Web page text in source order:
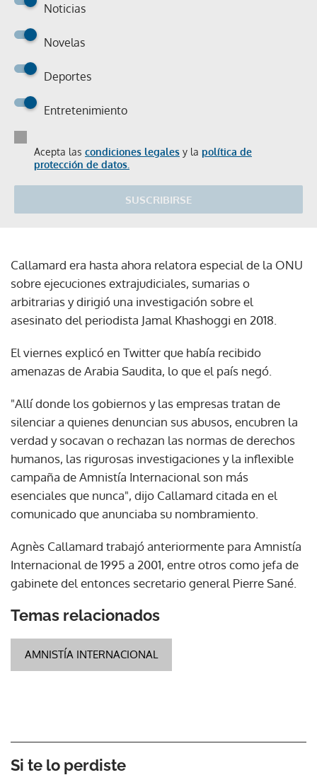
Noticias
Novelas
Deportes
Entretenimiento
Acepta las condiciones legales y la política de
protección de datos.
SUSCRIBIRSE
Callamard era hasta ahora relatora especial de la ONU
sobre ejecuciones extrajudiciales, sumarias o
arbitrarias y dirigió una investigación sobre el
asesinato del periodista Jamal Khashoggi en 2018.
El viernes explicó en Twitter que había recibido
amenazas de Arabia Saudita, lo que el país negó.
"Allí donde los gobiernos y las empresas tratan de
silenciar a quienes denuncian sus abusos, encubren la
verdad y socavan o rechazan las normas de derechos
humanos, las rigurosas investigaciones y la inflexible
campaña de Amnistía Internacional son más
esenciales que nunca", dijo Callamard citada en el
comunicado que anunciaba su nombramiento.
Agnès Callamard trabajó anteriormente para Amnistía
Internacional de 1995 a 2001, entre otros como jefa de
gabinete del entonces secretario general Pierre Sané.
Temas relacionados
AMNISTÍA INTERNACIONAL
Si te lo perdiste